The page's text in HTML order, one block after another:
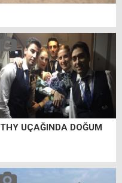
THY UÇAĞINDA DOĞUM